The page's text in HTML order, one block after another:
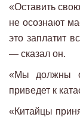
«Оставить
не осознают
это заплатит
— сказал он.
«Мы должны
приведет к
«Китайцы